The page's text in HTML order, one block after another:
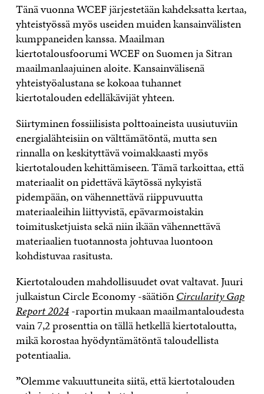
Tänä vuonna WCEF järjestetään kahdeksatta kertaa,
yhteistyössä myös useiden muiden kansainvälisten
kumppaneiden kanssa. Maailman
kiertotalousfoorumi WCEF on Suomen ja Sitran
maailmanlaajuinen aloite. Kansainvälisenä
yhteistyöalustana se kokoaa tuhannet
kiertotalouden edelläkävijät yhteen.
Siirtyminen fossiilisista polttoaineista uusiutuviin
energialähteisiin on välttämätöntä, mutta sen
rinnalla on keskityttävä voimakkaasti myös
kiertotalouden kehittämiseen. Tämä tarkoittaa, että
materiaalit on pidettävä käytössä nykyistä
pidempään, on vähennettävä riippuvuutta
materiaaleihin liittyvistä, epävarmoistakin
toimitusketjuista sekä niin ikään vähennettävä
materiaalien tuotannosta johtuvaa luontoon
kohdistuvaa rasitusta.
Kiertotalouden mahdollisuudet ovat valtavat. Juuri
julkaistun Circle Economy -säätiönCircularity Gap
Report 2024-raportin mukaan maailmantaloudesta
vain 7,2 prosenttia on tällä hetkellä kiertotaloutta,
mikä korostaa hyödyntämätöntä taloudellista
potentiaalia.
”Olemme vakuuttuneita siitä, että kiertotalouden